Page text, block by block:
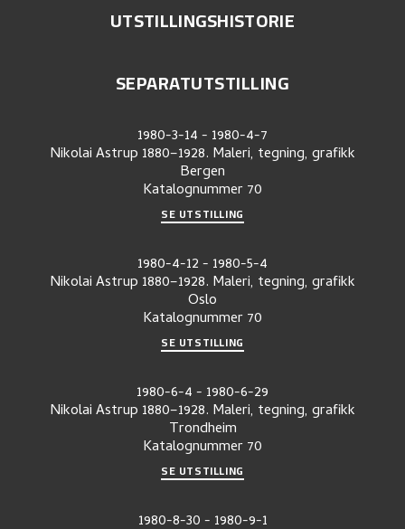
UTSTILLINGSHISTORIE
SEPARATUTSTILLING
1980-3-14- 1980-4-7
Nikolai Astrup 1880–1928. Maleri, tegning, grafikk
Bergen
Katalognummer70
SE UTSTILLING
1980-4-12- 1980-5-4
Nikolai Astrup 1880–1928. Maleri, tegning, grafikk
Oslo
Katalognummer70
SE UTSTILLING
1980-6-4- 1980-6-29
Nikolai Astrup 1880–1928. Maleri, tegning, grafikk
Trondheim
Katalognummer70
SE UTSTILLING
1980-8-30- 1980-9-1